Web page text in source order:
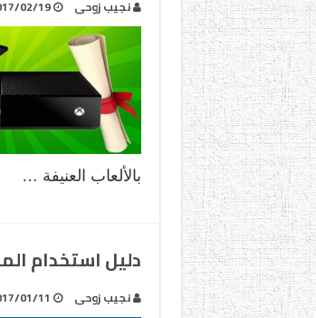
نجيب زوحى 02/19
بالألعاب العنيفة …
دليل استخدام
نجيب زوحى 01/11